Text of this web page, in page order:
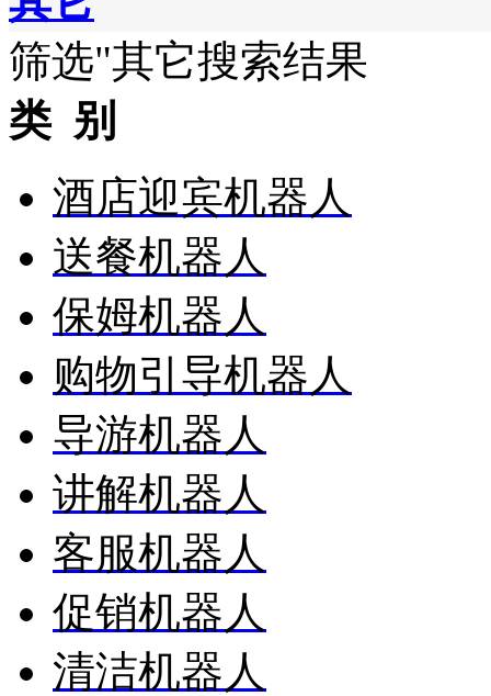
筛选"其它搜索结果
类 别
酒店迎宾机器人
送餐机器人
保姆机器人
购物引导机器人
导游机器人
讲解机器人
客服机器人
促销机器人
清洁机器人